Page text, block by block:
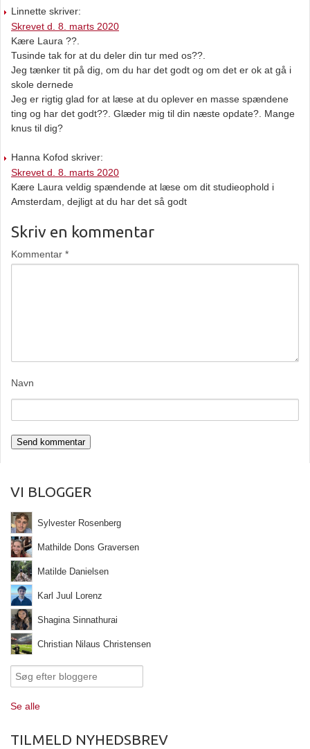
Linnette skriver:
Skrevet d. 8. marts 2020
Kære Laura ??.
Tusinde tak for at du deler din tur med os??.
Jeg tænker tit på dig, om du har det godt og om det er ok at gå i
skole dernede
Jeg er rigtig glad for at læse at du oplever en masse spændene
ting og har det godt??. Glæder mig til din næste opdate?. Mange
knus til dig?
Hanna Kofod skriver:
Skrevet d. 8. marts 2020
Kære Laura veldig spændende at læse om dit studieophold i
Amsterdam, dejligt at du har det så godt
Skriv en kommentar
Kommentar *
Navn
VI BLOGGER
Sylvester Rosenberg
Mathilde Dons Graversen
Matilde Danielsen
Karl Juul Lorenz
Shagina Sinnathurai
Christian Nilaus Christensen
Se alle
TILMELD NYHEDSBREV